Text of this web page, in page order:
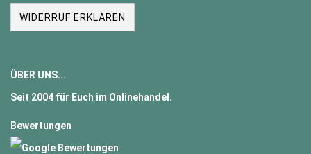
WIDERRUF ERKLÄREN
ÜBER UNS...
Seit 2004 für Euch im Onlinehandel.
Bewertungen